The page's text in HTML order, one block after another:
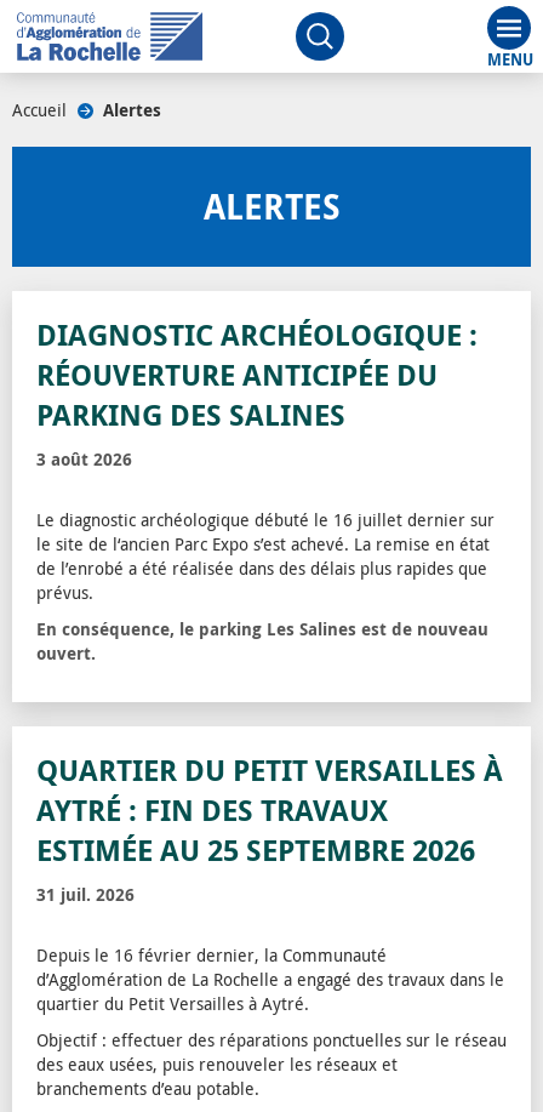
Ouvrir le moteur de
Accueil Alertes
ALERTES
DIAGNOSTIC ARCHÉOLOGIQUE :
RÉOUVERTURE ANTICIPÉE DU
PARKING DES SALINES
3 août 2026
Le diagnostic archéologique débuté le 16 juillet dernier sur
le site de l‘ancien Parc Expo s’est achevé. La remise en état
de l’enrobé a été réalisée dans des délais plus rapides que
prévus.
En conséquence, le parking Les Salines est de nouveau
ouvert.
QUARTIER DU PETIT VERSAILLES À
AYTRÉ : FIN DES TRAVAUX
ESTIMÉE AU 25 SEPTEMBRE 2026
31 juil. 2026
Depuis le 16 février dernier, la Communauté
d’Agglomération de La Rochelle a engagé des travaux dans le
quartier du Petit Versailles à Aytré.
Objectif : effectuer des réparations ponctuelles sur le réseau
des eaux usées, puis renouveler les réseaux et
branchements d’eau potable.